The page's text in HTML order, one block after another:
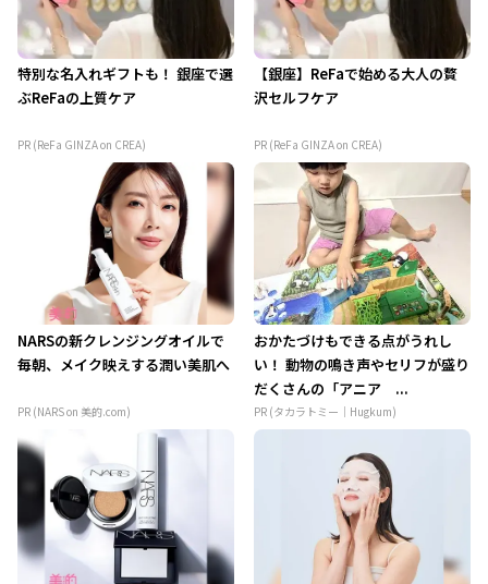
特別な名入れギフトも！ 銀座で選
ぶReFaの上質ケア
PR (ReFa GINZA on CREA)
【銀座】ReFaで始める大人の贅
沢セルフケア
PR (ReFa GINZA on CREA)
NARSの新クレンジングオイルで
毎朝、メイク映えする潤い美肌へ
PR (NARS on 美的.com)
おかたづけもできる点がうれし
い！ 動物の鳴き声やセリフが盛り
だくさんの「アニア ...
PR (タカラトミー｜Hugkum)